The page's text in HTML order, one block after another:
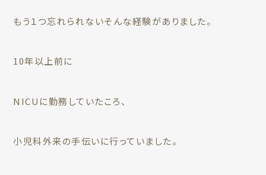
もう１つ忘れられないそんな経験がありました。
10年以上前に
NICUに勤務していたころ、
小児科外来の手伝いに行っていました。